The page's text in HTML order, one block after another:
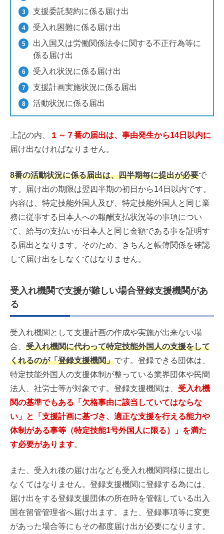
支援委託契約に係る届け出
受入れ困難に係る届け出
出入国又は労働関係法令に関する不正行為等に
係る届け出
受入れ状況に係る届け出
支援計画実施状況に係る届出
活動状況に係る届出
上記の内、
１～７番の届出は、事由発生から14日以内に
届け出なければなりません。
8番の活動状況に係る届出は、四半期毎に提出が必要で
す。届け出の期限は翌四半期の初日から14日以内です。
内容は、特定技能外国人及び、特定技能外国人と同じ業
務に従事する日本人への報酬支払状況等の事項につい
て、給与の支払いが日本人と同じ金額である事を証明す
る届出となります。そのため、きちんと帳簿関係を確認
して届け出をしなくてはなりません。
受入れ機関で支援が難しい場合登録支援機関があ
る
受入れ機関として支援計画の作成や実施が出来ない場
合、 受入れ機関に代わって特定技能外国人の支援をして
くれるのが「登録支援機関」です。登録できる団体は、
特定技能外国人の支援体制が整っている業界団体や民間
法人、社労士等が対象です。登録支援機関は、 受入れ機
関の基準でもある「欠格事由に該当していてはならな
い」と「支援計画に基づき、適正な支援を行える能力や
体制がある事等（特定技能1号外国人に限る）」を満た
す必要があります。
また、受入れ後の届け出なども受入れ機関同様に提出し
なくてはなりません。登録支援機関に登録する為には、
届け出をする登録支援団体の所在時を管轄している出入
国在留管管理省へ届け出ます。また、登録事項等に変更
があった場合等にもその都度届け出が必要になります。